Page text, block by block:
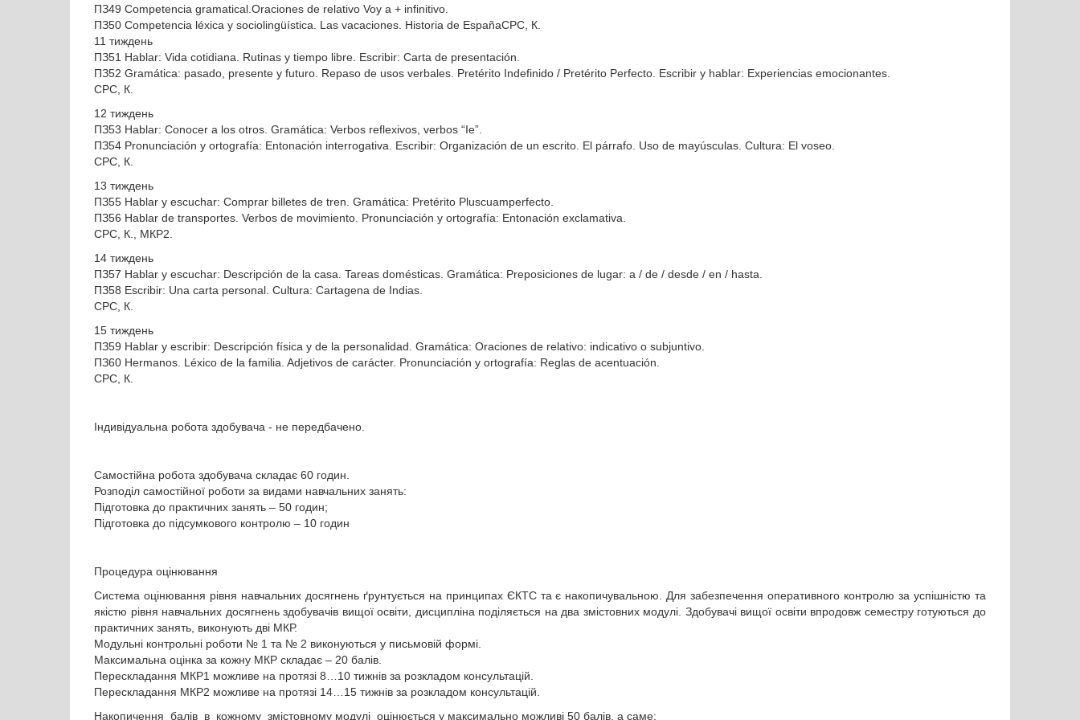
ПЗ49 Competencia gramatical.Oraciones de relativo Voy a + infinitivo.
ПЗ50 Competencia léxica y sociolingüística. Las vacaciones. Historia de EspañaСРС, К.
11 тиждень
ПЗ51 Hablar: Vida cotidiana. Rutinas y tiempo libre. Escribir: Carta de presentación.
ПЗ52 Gramática: pasado, presente y futuro. Repaso de usos verbales. Pretérito Indefinido / Pretérito Perfecto. Escribir y hablar: Experiencias emocionantes.
СРС, К.
12 тиждень
ПЗ53 Hablar: Conocer a los otros. Gramática: Verbos reflexivos, verbos “Ie”.
ПЗ54 Pronunciación y ortografía: Entonación interrogativa. Escribir: Organización de un escrito. El párrafo. Uso de mayúsculas. Cultura: El voseo.
СРС, К.
13 тиждень
ПЗ55 Hablar y escuchar: Comprar billetes de tren. Gramática: Pretérito Pluscuamperfecto.
ПЗ56 Hablar de transportes. Verbos de movimiento. Pronunciación y ortografía: Entonación exclamativa.
СРС, К., МКР2.
14 тиждень
ПЗ57 Hablar y escuchar: Descripción de la casa. Tareas domésticas. Gramática: Preposiciones de lugar: a / de / desde / en / hasta.
ПЗ58 Escribir: Una carta personal. Cultura: Cartagena de Indias.
СРС, К.
15 тиждень
ПЗ59 Hablar y escribir: Descripción física y de la personalidad. Gramática: Oraciones de relativo: indicativo o subjuntivo.
ПЗ60 Hermanos. Léxico de la familia. Adjetivos de carácter. Pronunciación y ortografía: Reglas de acentuación.
СРС, К.
Індивідуальна робота здобувача - не передбачено.
Самостійна робота здобувача складає 60 годин.
Розподіл самостійної роботи за видами навчальних занять:
Підготовка до практичних занять – 50 годин;
Підготовка до підсумкового контролю – 10 годин
Процедура оцінювання
Система оцінювання рівня навчальних досягнень ґрунтується на принципах ЄКТС та є накопичувальною. Для забезпечення оперативного контролю за успішністю та
якістю рівня навчальних досягнень здобувачів вищої освіти, дисципліна поділяється на два змістовних модулі. Здобувачі вищої освіти впродовж семестру готуються до
практичних занять, виконують дві МКР.
Модульні контрольні роботи № 1 та № 2 виконуються у письмовій формі.
Максимальна оцінка за кожну МКР складає – 20 балів.
Перескладання МКР1 можливе на протязі 8…10 тижнів за розкладом консультацій.
Перескладання МКР2 можливе на протязі 14…15 тижнів за розкладом консультацій.
Накопичення балів в кожному змістовному модулі оцінюється у максимально можливі 50 балів, а саме: